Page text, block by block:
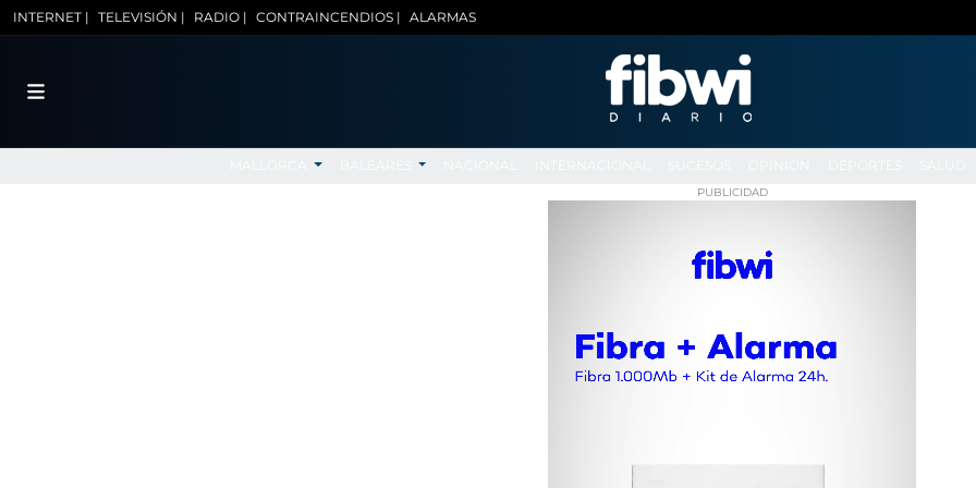
INTERNET | TELEVISIÓN | RADIO | CONTRAINCENDIOS | ALARMAS